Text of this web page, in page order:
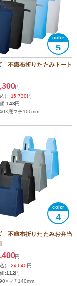
5
不織布折りたたみトート
円
）:15,730円
:143円
底マチ100mm
4
不織布折りたたみお弁当
円
）:24,640円
:112円
マチ140mm